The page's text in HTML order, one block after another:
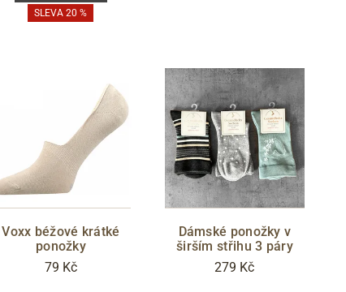
SLEVA 20 %
Voxx béžové krátké
ponožky
79 Kč
Dámské ponožky v
širším střihu 3 páry
279 Kč